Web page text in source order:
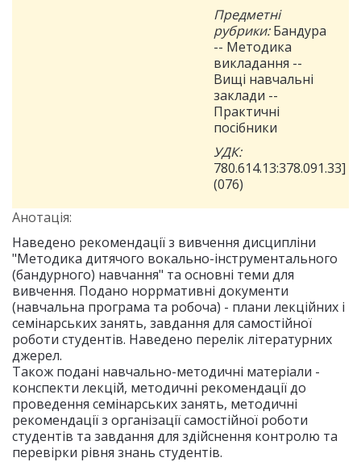
Предметні
рубрики:Бандура
-- Методика
викладання --
Вищі навчальні
заклади --
Практичні
посібники
УДК:
780.614.13:378.091.33]
(076)
Анотація:
Наведено рекомендації з вивчення дисципліни
"Методика дитячого вокально-інструментального
(бандурного) навчання" та основні теми для
вивчення. Подано норрмативні документи
(навчальна програма та робоча) - плани лекційних і
семінарських занять, завдання для самостійної
роботи студентів. Наведено перелік літературних
джерел.
Також подані навчально-методичні матеріали -
конспекти лекцій, методичні рекомендації до
проведення семінарських занять, методичні
рекомендації з організації самостійної роботи
студентів та завдання для здійснення контролю та
перевірки рівня знань студентів.